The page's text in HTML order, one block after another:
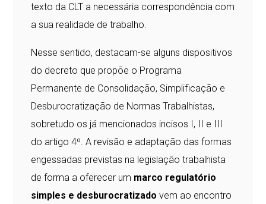
texto da CLT a necessária correspondência com
a sua realidade de trabalho.
Nesse sentido, destacam-se alguns dispositivos
do decreto que propõe o Programa
Permanente de Consolidação, Simplificação e
Desburocratização de Normas Trabalhistas,
sobretudo os já mencionados incisos I, II e III
do artigo 4º. A revisão e adaptação das formas
engessadas previstas na legislação trabalhista
de forma a oferecer um marco regulatório
simples e desburocratizado vem ao encontro